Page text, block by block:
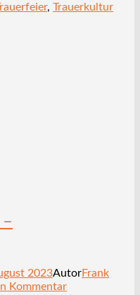
, Trauerkultur
2023AutorFrank
Kommentar